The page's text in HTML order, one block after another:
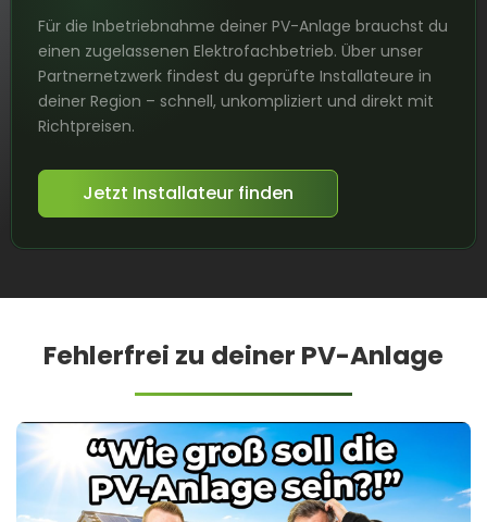
Für die Inbetriebnahme deiner PV-Anlage brauchst du
einen zugelassenen Elektrofachbetrieb. Über unser
Partnernetzwerk findest du geprüfte Installateure in
deiner Region – schnell, unkompliziert und direkt mit
Richtpreisen.
Jetzt Installateur finden
Fehlerfrei zu deiner PV-Anlage